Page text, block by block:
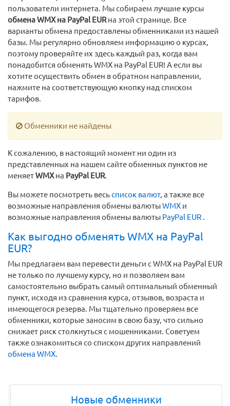
пользователи интернета. Мы собираем лучшие курсы
обмена WMX на PayPal EURна этой странице. Все
варианты обмена предоставлены обменниками из нашей
базы. Мы регулярно обновляем информацию о курсах,
поэтому проверяйте их здесь каждый раз, когда вам
понадобится обменять WMX на PayPal EUR! А если вы
хотите осуществить обмен в обратном направлении,
нажмите на соответствующую кнопку над списком
тарифов.
Обменники не найдены
К сожалению, в настоящий момент ни один из
представленных на нашем сайте обменных пунктов не
меняетWMXна PayPal EUR.
Вы можете посмотреть весьсписок валют, а также все
возможные направления обмены валютыWMX и
возможные направления обмены валюты PayPal EUR .
Как выгодно обменять WMX на PayPal
EUR?
Мы предлагаем вам перевести деньги c WMX на PayPal EUR
не только по лучшему курсу, но и позволяем вам
самостоятельно выбрать самый оптимальный обменный
пункт, исходя из сравнения курса, отзывов, возраста и
имеющегося резерва. Мы тщательно проверяем все
обменники, которые заносим в свою базу, что сильно
снижает риск столкнуться с мошенниками. Советуем
также ознакомиться со списком других направлений
обмена WMX.
Новые обменники